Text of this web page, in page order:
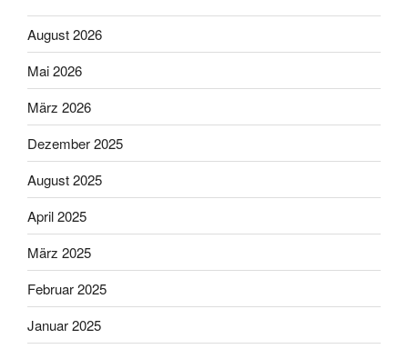
August 2026
Mai 2026
März 2026
Dezember 2025
August 2025
April 2025
März 2025
Februar 2025
Januar 2025